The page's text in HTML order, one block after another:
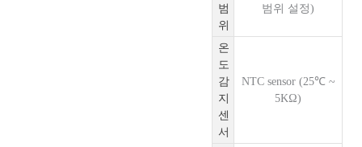
범
위
범위 설정)
온
도
감
지
센
서
NTC sensor (25℃ ~
5KΩ)